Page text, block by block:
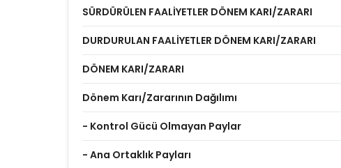
SÜRDÜRÜLEN FAALİYETLER DÖNEM KARI/ZARARI
DURDURULAN FAALİYETLER DÖNEM KARI/ZARARI
DÖNEM KARI/ZARARI
Dönem Karı/Zararının Dağılımı
- Kontrol Gücü Olmayan Paylar
- Ana Ortaklık Payları